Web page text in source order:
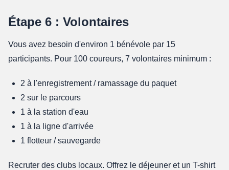
Étape 6 : Volontaires
Vous avez besoin d'environ 1 bénévole par 15
participants. Pour 100 coureurs, 7 volontaires minimum :
2 à l'enregistrement / ramassage du paquet
2 sur le parcours
1 à la station d'eau
1 à la ligne d'arrivée
1 flotteur / sauvegarde
Recruter des clubs locaux. Offrez le déjeuner et un T-shirt